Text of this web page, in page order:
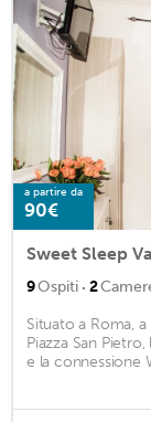
a partire da
90€
Sweet Sleep
9Ospiti · 2
Situato a Roma,
Piazza San
e la connessione